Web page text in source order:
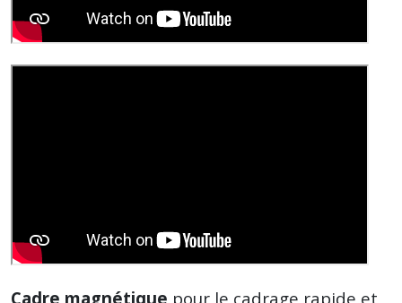
Cadre magnétique pour le cadrage rapide et